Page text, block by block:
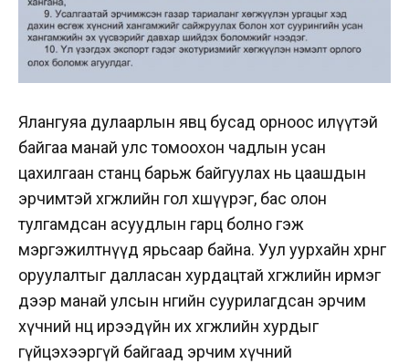
Ялангуяа дулаарлын явц бусад орноос илүүтэй
байгаа манай улс томоохон чадлын усан
цахилгаан станц барьж байгуулах нь цаашдын
эрчимтэй хөгжлийн гол хөшүүрэг, бас олон
тулгамдсан асуудлын гарц болно гэж
мэргэжилтнүүд ярьсаар байна. Уул уурхайн хөрөнгө
оруулалтыг далласан хурдацтай хөгжлийн ирмэг
дээр манай улсын өнөөгийн суурилагдсан эрчим
хүчний нөөц ирээдүйн их хөгжлийн хурдыг
гүйцэхээргүй байгаад эрчим хүчний